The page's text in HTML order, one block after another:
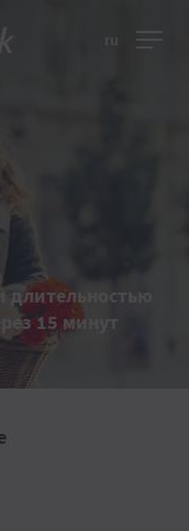
ru
длительностью
15 минут